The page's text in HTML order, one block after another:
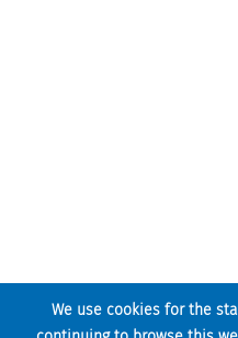
We use cookies for the